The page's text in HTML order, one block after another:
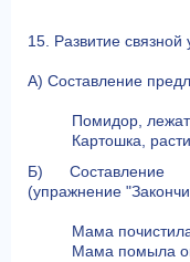
15. Развитие связной
А) Составление
Помидор,
Картошка,
Б) Составление
(упражнение
Мама
Мама помыла